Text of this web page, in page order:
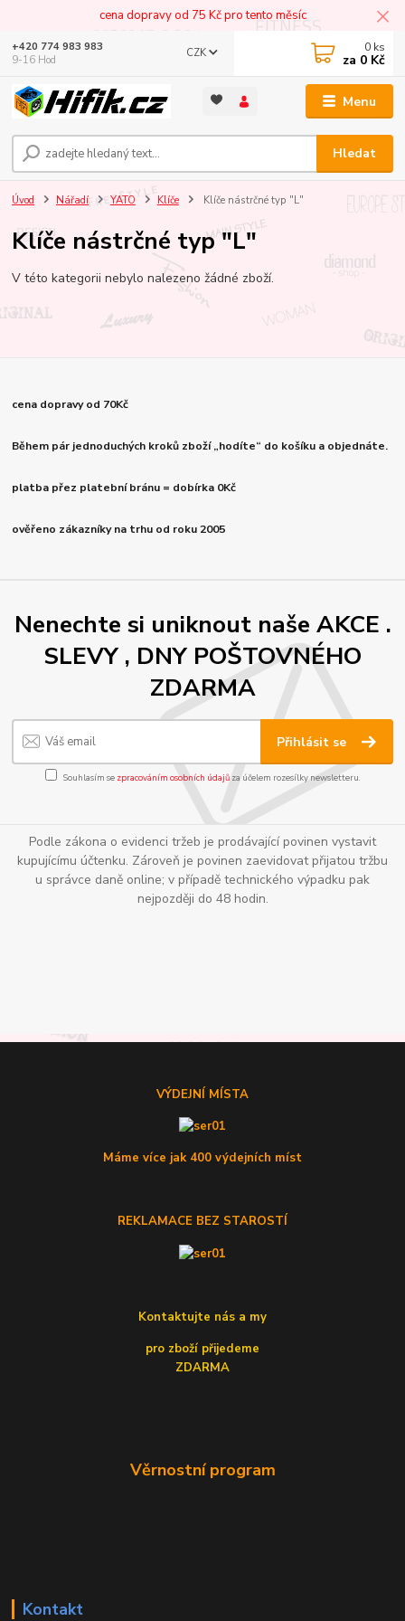
cena dopravy od 75 Kč pro tento měsíc
Menu
CZK
Hledat
+420 774 983 983
9-16 Hod
0 ks
za 0 Kč
Úvod Nářadí YATO Klíče Klíče nástrčné typ "L"
Klíče nástrčné typ "L"
V této kategorii nebylo nalezeno žádné zboží.
cena dopravy od 70Kč
Během pár jednoduchých kroků zboží „hodíte“ do košíku a objednáte.
platba přez platební bránu = dobírka 0Kč
ověřeno zákazníky na trhu od roku 2005
Nenechte si uniknout naše AKCE .
SLEVY , DNY POŠTOVNÉHO
ZDARMA
Přihlásit se
Souhlasím se zpracováním osobních údajůza účelem rozesílky newsletteru.
Podle zákona o evidenci tržeb je prodávající povinen vystavit
kupujícímu účtenku. Zároveň je povinen zaevidovat přijatou tržbu
u správce daně online; v případě technického výpadku pak
nejpozději do 48 hodin.
VÝDEJNÍ MÍSTA
Máme více jak 400 výdejních míst
REKLAMACE BEZ STAROSTÍ
Kontaktujte nás a my
pro zboží přijedeme
ZDARMA
Věrnostní program
Kontakt